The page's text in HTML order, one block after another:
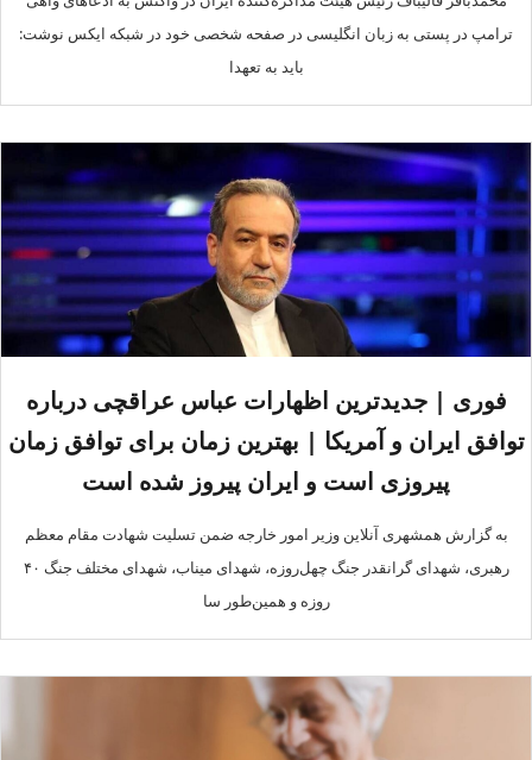
ترامپ در پستی به زبان انگلیسی در صفحه شخصی خود در شبکه ایکس نوشت:
باید به تعهدا
فوری | جدیدترین اظهارات عباس عراقچی درباره
توافق ایران و آمریکا | بهترین زمان برای توافق زمان
پیروزی است و ایران پیروز شده است
به گزارش همشهری آنلاین وزیر امور خارجه ضمن تسلیت شهادت مقام معظم
رهبری، شهدای گرانقدر جنگ چهل‌روزه، شهدای میناب، شهدای مختلف جنگ ۴۰
روزه و همین‌طور سا